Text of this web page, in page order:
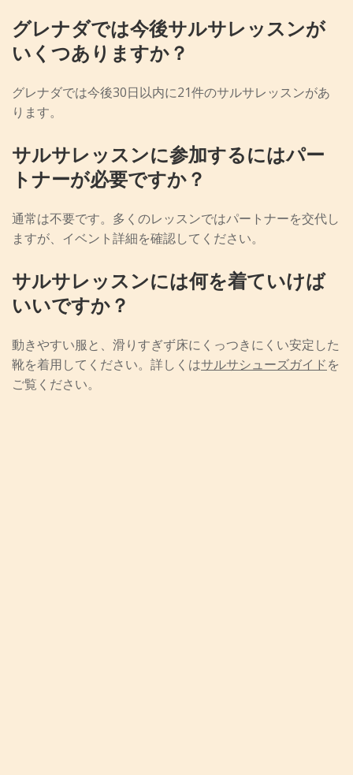
グレナダでは今後サルサレッスンが
いくつありますか？
グレナダでは今後30日以内に21件のサルサレッスンがあ
ります。
サルサレッスンに参加するにはパー
トナーが必要ですか？
通常は不要です。多くのレッスンではパートナーを交代し
ますが、イベント詳細を確認してください。
サルサレッスンには何を着ていけば
いいですか？
動きやすい服と、滑りすぎず床にくっつきにくい安定した
靴を着用してください。詳しくはサルサシューズガイドを
ご覧ください。